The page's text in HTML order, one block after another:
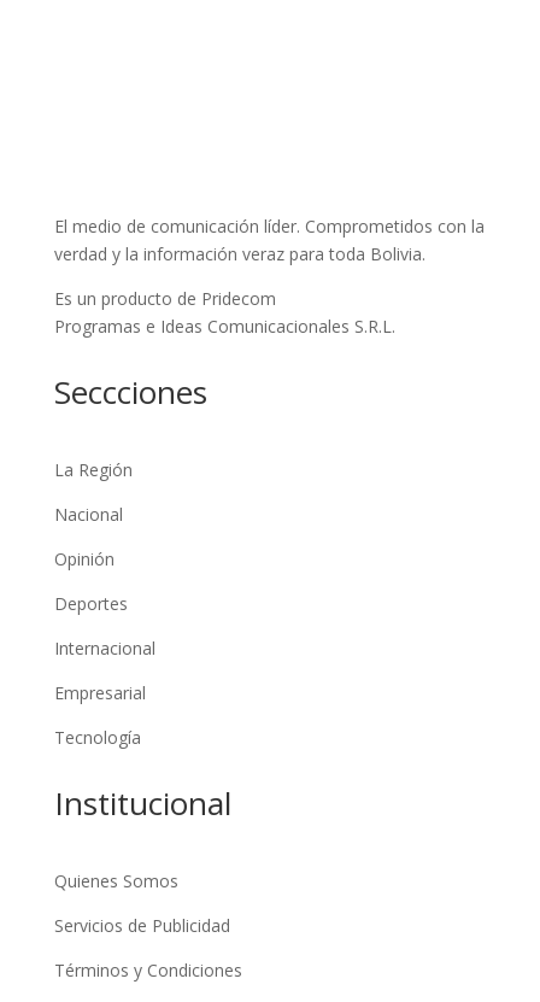
El medio de comunicación líder. Comprometidos con la
verdad y la información veraz para toda Bolivia.
Es un producto de Pridecom
Programas e Ideas Comunicacionales S.R.L.
Seccciones
La Región
Nacional
Opinión
Deportes
Internacional
Empresarial
Tecnología
Institucional
Quienes Somos
Servicios de Publicidad
Términos y Condiciones